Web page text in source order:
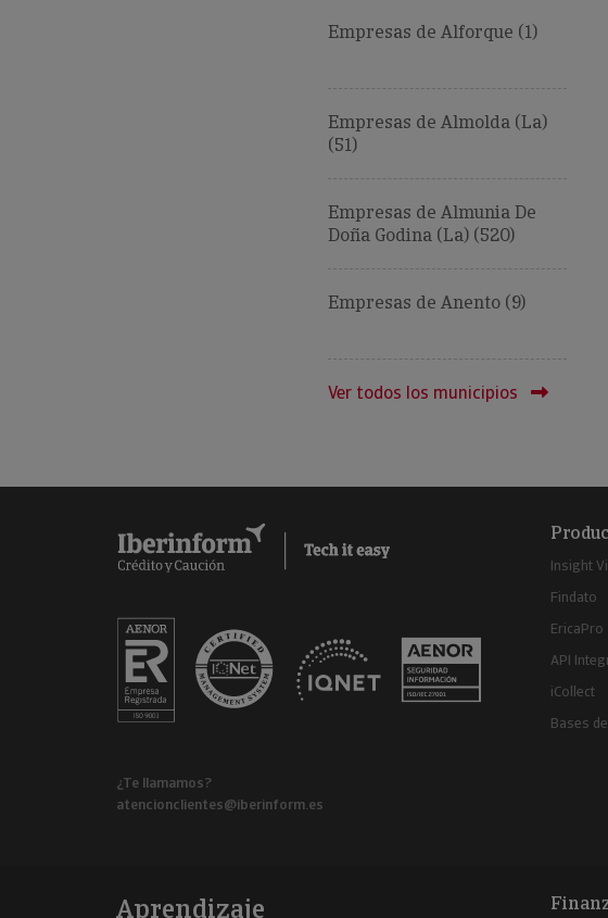
Empresas de Alforque (1)
Empresas de Almolda (La)
(51)
Empresas de Almunia De
Doña Godina (La) (520)
Empresas de Anento (9)
Ver todos los municipios
¿Te llamamos?
atencionclientes@iberinform.es
Insight
Findato
EricaPro
API
iCollect
Bases
Aprendizaje